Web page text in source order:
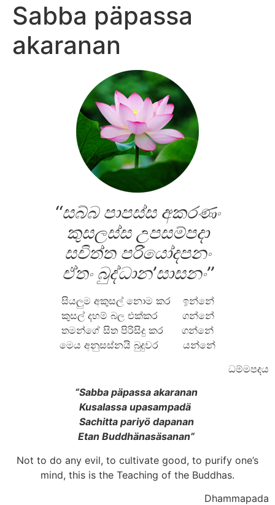
Sabba päpassa
akaranan
‘‘සබ්බ පාපස්ස අකරණං
කුසලස්ස උපසම්පදා
සචිත්ත පරියෝදපනං
ඒතං බුද්ධාන’සාසනං’’
සියලුම අකුසල් නොම කර ඉන්නේ
කුසල් දහම් බල එක්කර ගන්නේ
තමන්ගේ සිත පිරිසිදු කර ගන්නේ
මෙය අනුසස්නයි බුදුවර යන්නේ
ධම්මපදය
“Sabba päpassa akaranan
Kusalassa upasampadä
Sachitta pariyö dapanan
Etan Buddhänasäsanan”
Not to do any evil, to cultivate good, to purify one’s
mind, this is the Teaching of the Buddhas.
Dhammapada